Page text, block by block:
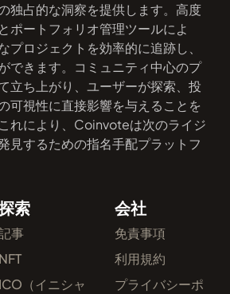
独占的な洞察を提供します。高度
ポートフォリオ管理ツールによ
プロジェクトを効率的に追跡し、
できます。コミュニティ中心のプ
立ち上がり、ユーザーが探索、投
可視性に直接影響を与えることを
れにより、Coinvoteは次のライジ
見するための指名手配プラットフ
索
事
NFT
ICO（イニシャ
会社
免責事項
利用規約
プライバシーポ